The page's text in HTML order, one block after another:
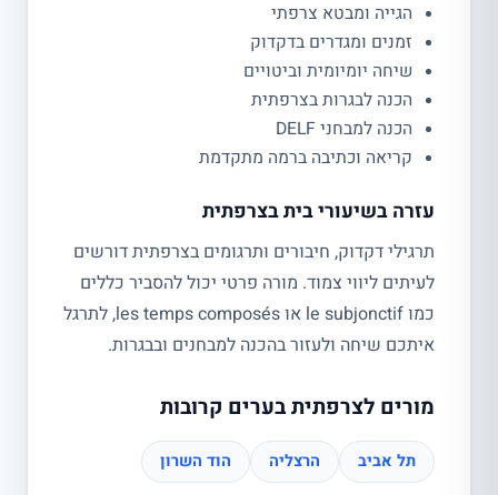
הגייה ומבטא צרפתי
זמנים ומגדרים בדקדוק
שיחה יומיומית וביטויים
הכנה לבגרות בצרפתית
הכנה למבחני DELF
קריאה וכתיבה ברמה מתקדמת
עזרה בשיעורי בית בצרפתית
תרגילי דקדוק, חיבורים ותרגומים בצרפתית דורשים
לעיתים ליווי צמוד. מורה פרטי יכול להסביר כללים
כמו le subjonctif או les temps composés, לתרגל
איתכם שיחה ולעזור בהכנה למבחנים ובבגרות.
מורים לצרפתית בערים קרובות
תל אביב הרצליה הוד השרון